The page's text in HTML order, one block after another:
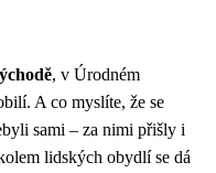
, v Úrodném
A co myslíte, že se
sami – za nimi přišly i
lidských obydlí se dá